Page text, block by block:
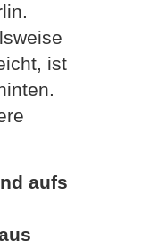
ist
aufs